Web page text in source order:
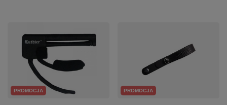
PROMOCJA PROMOCJA